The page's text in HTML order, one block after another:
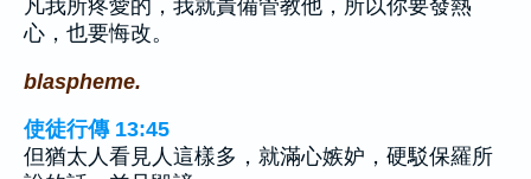
凡我所疼愛的，我就責備管教他，所以你要發熱
心，也要悔改。
blaspheme.
使徒行傳 13:45
但猶太人看見人這樣多，就滿心嫉妒，硬駁保羅所